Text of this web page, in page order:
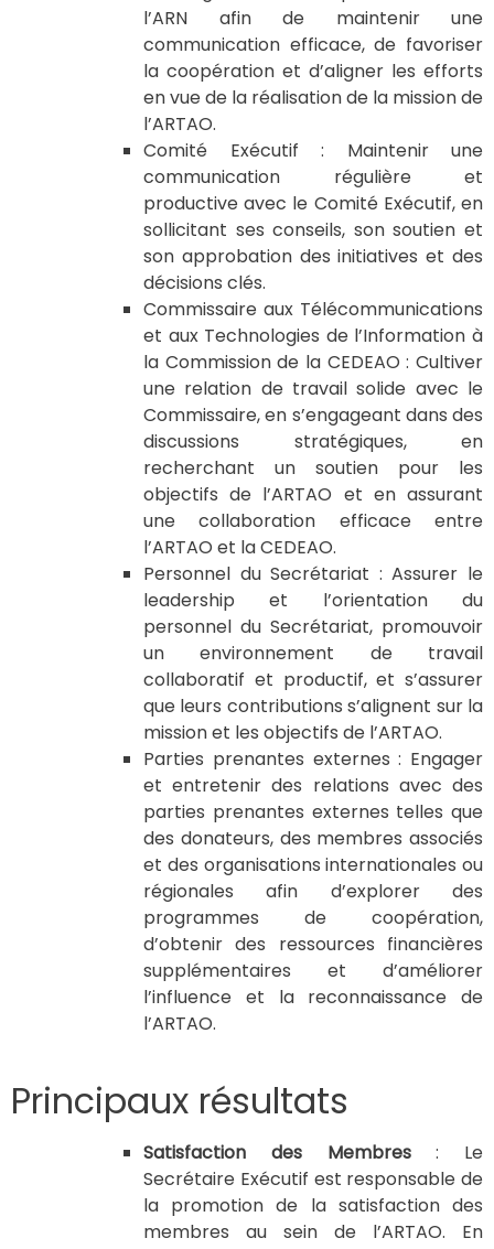
l’ARN afin de maintenir une
communication efficace, de favoriser
la coopération et d’aligner les efforts
en vue de la réalisation de la mission de
l’ARTAO.
Comité Exécutif : Maintenir une
communication régulière et
productive avec le Comité Exécutif, en
sollicitant ses conseils, son soutien et
son approbation des initiatives et des
décisions clés.
Commissaire aux Télécommunications
et aux Technologies de l’Information à
la Commission de la CEDEAO : Cultiver
une relation de travail solide avec le
Commissaire, en s’engageant dans des
discussions stratégiques, en
recherchant un soutien pour les
objectifs de l’ARTAO et en assurant
une collaboration efficace entre
l’ARTAO et la CEDEAO.
Personnel du Secrétariat : Assurer le
leadership et l’orientation du
personnel du Secrétariat, promouvoir
un environnement de travail
collaboratif et productif, et s’assurer
que leurs contributions s’alignent sur la
mission et les objectifs de l’ARTAO.
Parties prenantes externes : Engager
et entretenir des relations avec des
parties prenantes externes telles que
des donateurs, des membres associés
et des organisations internationales ou
régionales afin d’explorer des
programmes de coopération,
d’obtenir des ressources financières
supplémentaires et d’améliorer
l’influence et la reconnaissance de
l’ARTAO.
Principaux résultats
Satisfaction des Membres: Le
Secrétaire Exécutif est responsable de
la promotion de la satisfaction des
membres au sein de l’ARTAO. En